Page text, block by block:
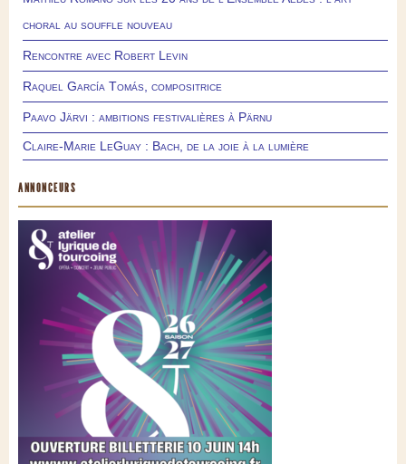
choral au souffle nouveau
Rencontre avec Robert Levin
Raquel García Tomás, compositrice
Paavo Järvi : ambitions festivalières à Pärnu
Claire-Marie LeGuay : Bach, de la joie à la lumière
ANNONCEURS